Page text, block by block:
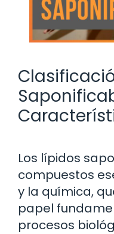
Los lípidos
compuestos
y la química,
papel
procesos